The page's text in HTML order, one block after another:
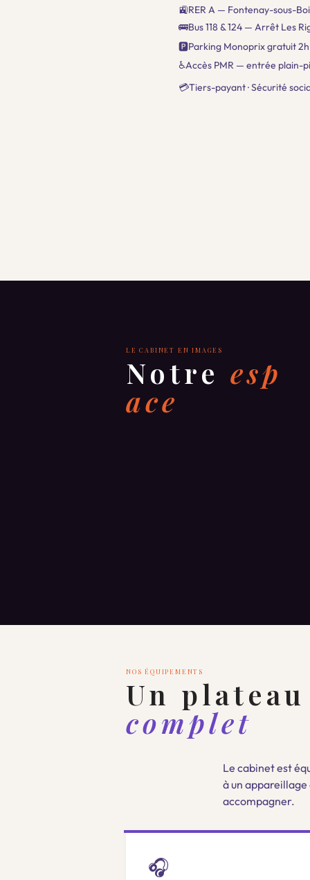
🚉RER A — Fontenay-sous-
🚌Bus 118 & 124 — Arrêt Les
🅿️Parking Monoprix gratuit 2h
♿Accès PMR — entrée plain-
💳Tiers-payant · Sécurité
LE CABINET EN IMAGES
Notre esp
ace
NOS ÉQUIPEMENTS
Un
complet
Le cabinet est
à un appareillage
accompagner.
🎧